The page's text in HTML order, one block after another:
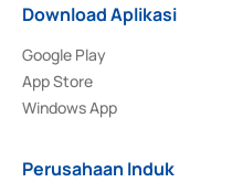
Download Aplikasi
Google Play
App Store
Windows App
Perusahaan Induk